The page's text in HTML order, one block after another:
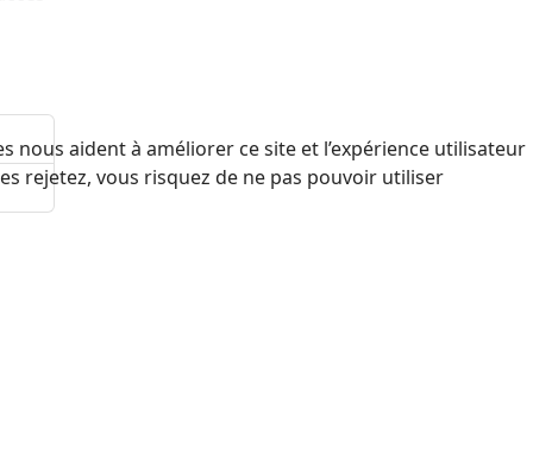
nous aident à améliorer ce site et l’expérience utilisateur
rejetez, vous risquez de ne pas pouvoir utiliser